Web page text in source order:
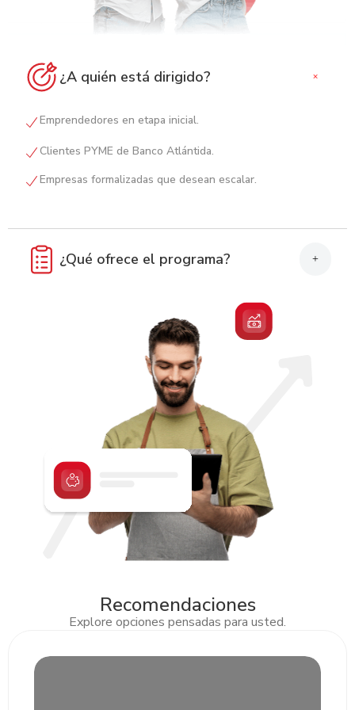
¿A quién está dirigido? +
Emprendedores en etapa inicial.
Clientes PYME de Banco Atlántida.
Empresas formalizadas que desean escalar.
¿Qué ofrece el programa? +
Mentorías con expertos.
Espacios de networking y alianzas.
Recomendaciones
Explore opciones pensadas para usted.